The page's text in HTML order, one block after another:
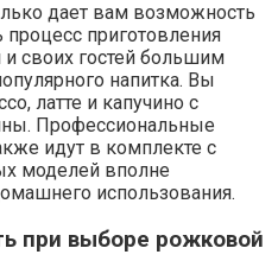
дает вам возможность
приготовления
и своих гостей большим
напитка. Вы
латте и капучино с
Профессиональные
идут в комплекте с
моделей вполне
использования.
при выборе рожковой